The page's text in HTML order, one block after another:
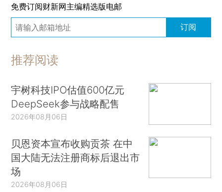
免费订阅财新网主编精选版电邮
订阅
推荐阅读
宇树科技IPO估值600亿元
DeepSeek参与战略配售
2026年08月06日
贝恩资本宣布收购贡茶 在中
国大陆无法注册商标后退出市
场
2026年08月06日